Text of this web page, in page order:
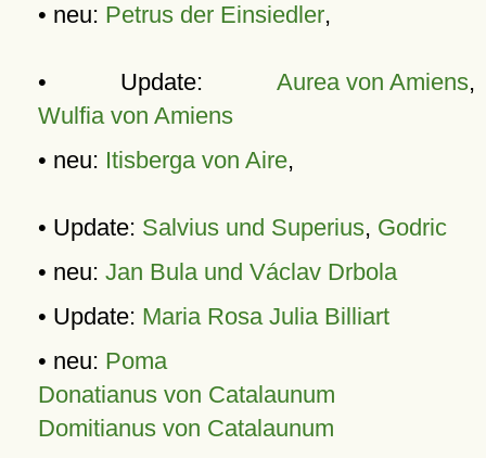
• neu: Petrus der Einsiedler,
• Update: Aurea von Amiens,
Wulfia von Amiens
• neu: Itisberga von Aire,
• Update: Salvius und Superius, Godric
• neu: Jan Bula und Václav Drbola
• Update: Maria Rosa Julia Billiart
• neu: Poma
Donatianus von Catalaunum
Domitianus von Catalaunum